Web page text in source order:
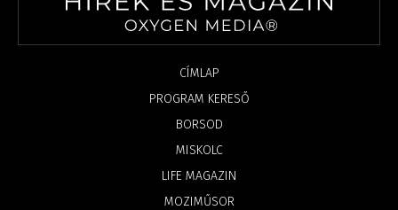
CÍMLAP
PROGRAM KERESŐ
BORSOD
MISKOLC
LIFE MAGAZIN
MOZIMŰSOR